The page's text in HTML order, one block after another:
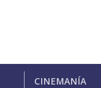
CINEMANÍA